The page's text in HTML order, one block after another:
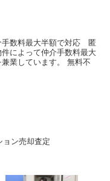
手数料最大半額で対応 匿
によって仲介手数料最大
業しています。 無料不
ョン売却査定